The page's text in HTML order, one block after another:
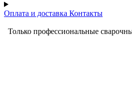
Оплата и доставка Контакты
Только профессиональные